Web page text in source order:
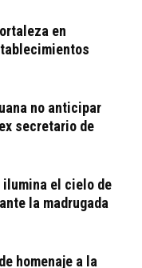
en
no anticipar
secretario de
el cielo de
la madrugada
homenaje a la